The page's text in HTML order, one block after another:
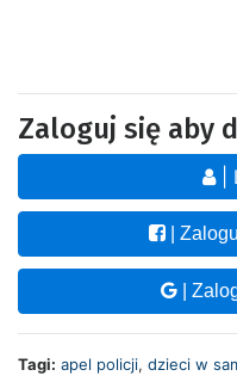
Zaloguj się aby
|
|
|
Tagi: apel policji, dzieci w